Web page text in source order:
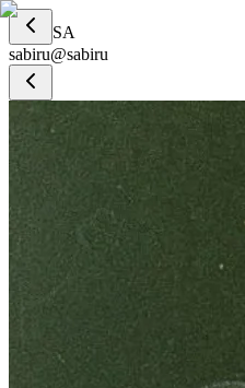
SA
sabiru@sabiru